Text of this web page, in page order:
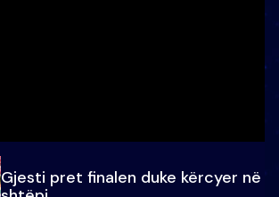
Gjesti pret finalen duke kërcyer në